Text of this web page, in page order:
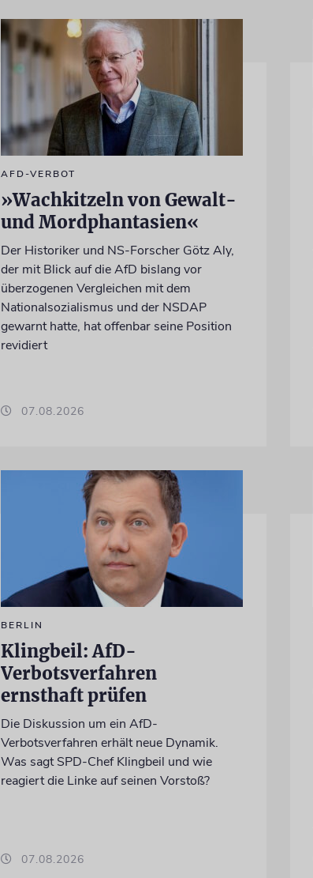
AFD-VERBOT
»Wachkitzeln von Gewalt-
und Mordphantasien«
Der Historiker und NS-Forscher Götz Aly,
der mit Blick auf die AfD bislang vor
überzogenen Vergleichen mit dem
Nationalsozialismus und der NSDAP
gewarnt hatte, hat offenbar seine Position
revidiert
07.08.2026
BERLIN
Klingbeil: AfD-
Verbotsverfahren
ernsthaft prüfen
Die Diskussion um ein AfD-
Verbotsverfahren erhält neue Dynamik.
Was sagt SPD-Chef Klingbeil und wie
reagiert die Linke auf seinen Vorstoß?
07.08.2026